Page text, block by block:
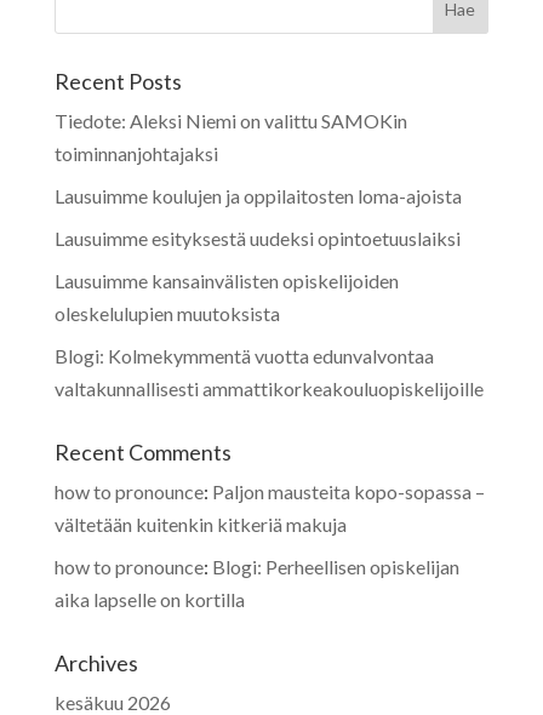
Recent Posts
Tiedote: Aleksi Niemi on valittu SAMOKin
toiminnanjohtajaksi
Lausuimme koulujen ja oppilaitosten loma-ajoista
Lausuimme esityksestä uudeksi opintoetuuslaiksi
Lausuimme kansainvälisten opiskelijoiden
oleskelulupien muutoksista
Blogi: Kolmekymmentä vuotta edunvalvontaa
valtakunnallisesti ammattikorkeakouluopiskelijoille
Recent Comments
how to pronounce: Paljon mausteita kopo-sopassa –
vältetään kuitenkin kitkeriä makuja
how to pronounce: Blogi: Perheellisen opiskelijan
aika lapselle on kortilla
Archives
kesäkuu 2026